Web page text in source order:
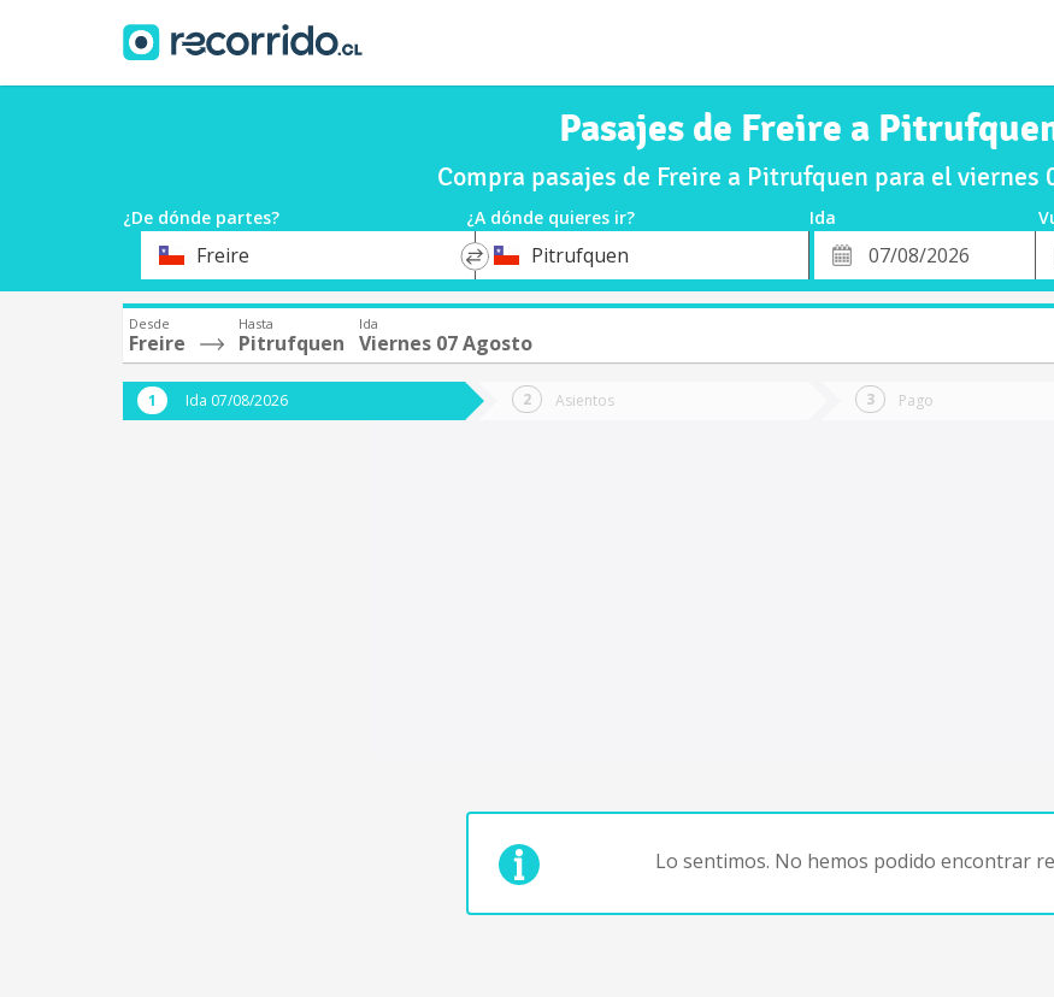
Pasajes de Freire a
Compra pasajes de Freire a Pitrufquen para el
¿De dónde partes? ¿A dónde quieres ir? Ida
OrigenFreire
*
DestinoPitrufquen
Fecha
de
Desde
Freire
Hasta
Pitrufquen
Ida
Viernes 07 Agosto
Ida 07/08/2026 Asientos Pago
Lo sentimos. No hemos podido encontrar